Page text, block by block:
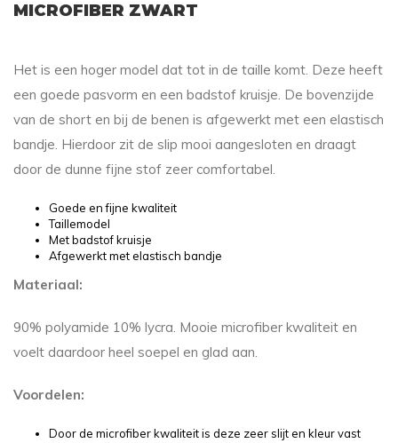
MICROFIBER ZWART
Het is een hoger model dat tot in de taille komt. Deze heeft
een goede pasvorm en een badstof kruisje. De bovenzijde
van de short en bij de benen is afgewerkt met een elastisch
bandje. Hierdoor zit de slip mooi aangesloten en draagt
door de dunne fijne stof zeer comfortabel.
Goede en fijne kwaliteit
Taillemodel
Met badstof kruisje
Afgewerkt met elastisch bandje
Materiaal:
90% polyamide 10% lycra. Mooie microfiber kwaliteit en
voelt daardoor heel soepel en glad aan.
Voordelen:
Door de microfiber kwaliteit is deze zeer slijt en kleur vast